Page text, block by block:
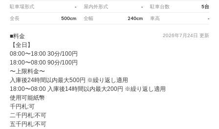
駐車場形式 - 屋内外形式 - 駐車台数 5台
全長 500cm 全幅 240cm 車高 -
2026年7月24日 更新
■料金
【全日】
08:00〜18:00 30分/100円
18:00〜08:00 90分/100円
〜上限料金〜
入庫後24時間以内最大500円 ※繰り返し適用
18:00〜08:00 入庫後14時間以内最大200円 ※繰り返し適用
使用可能紙幣
千円札:可
二千円札:不可
五千円札:不可